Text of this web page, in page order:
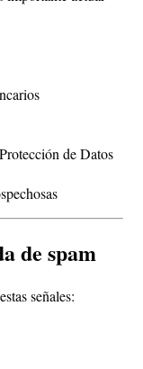
de Datos
de spam
señales: